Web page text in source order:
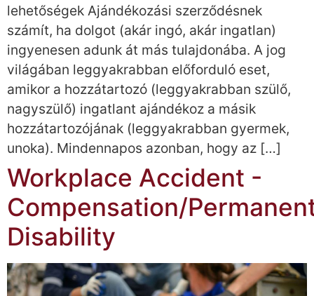
lehetőségek Ajándékozási szerződésnek
számít, ha dolgot (akár ingó, akár ingatlan)
ingyenesen adunk át más tulajdonába. A jog
világában leggyakrabban előforduló eset,
amikor a hozzátartozó (leggyakrabban szülő,
nagyszülő) ingatlant ajándékoz a másik
hozzátartozójának (leggyakrabban gyermek,
unoka). Mindennapos azonban, hogy az […]
Workplace Accident -
Compensation/
Disability